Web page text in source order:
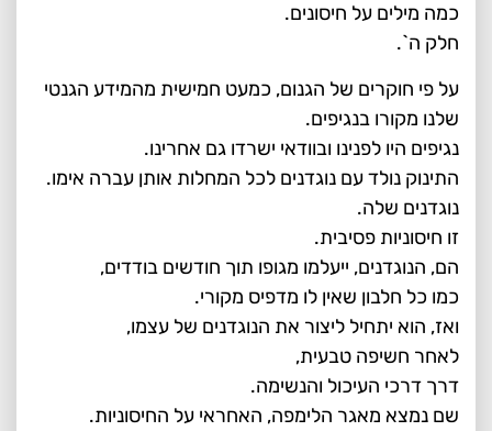
כמה מילים על חיסונים.
חלק ה`.
על פי חוקרים של הגנום, כמעט חמישית מהמידע הגנטי
שלנו מקורו בנגיפים.
נגיפים היו לפנינו ובוודאי ישרדו גם אחרינו.
התינוק נולד עם נוגדנים לכל המחלות אותן עברה אימו.
נוגדנים שלה.
זו חיסוניות פסיבית.
הם, הנוגדנים, ייעלמו מגופו תוך חודשים בודדים,
כמו כל חלבון שאין לו מדפיס מקורי.
ואז, הוא יתחיל ליצור את הנוגדנים של עצמו,
לאחר חשיפה טבעית,
דרך דרכי העיכול והנשימה.
שם נמצא מאגר הלימפה, האחראי על החיסוניות.